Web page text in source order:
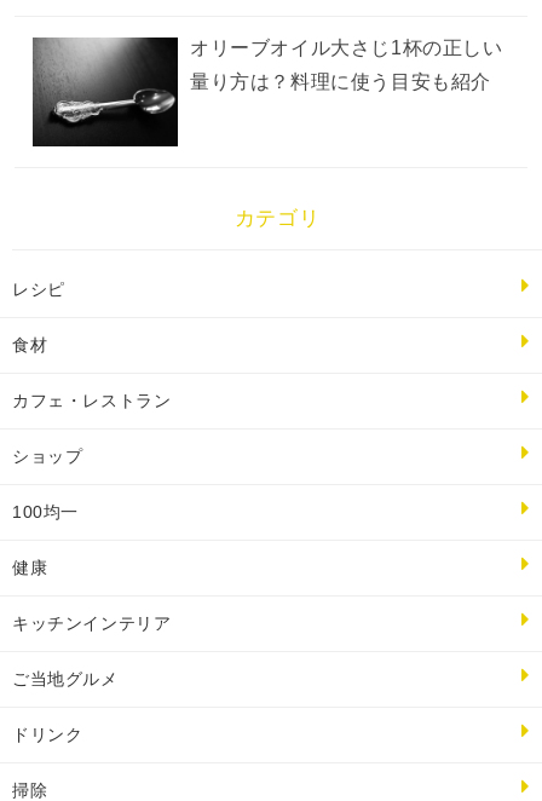
オリーブオイル大さじ1杯の正しい
量り方は？料理に使う目安も紹介
カテゴリ
レシピ
食材
カフェ・レストラン
ショップ
100均一
健康
キッチンインテリア
ご当地グルメ
ドリンク
掃除